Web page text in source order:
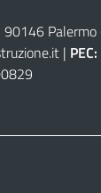
Palermo
| PEC: